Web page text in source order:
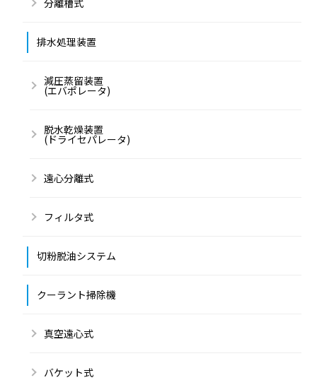
分離槽式
排水処理装置
減圧蒸留装置
(エバポレータ)
脱水乾燥装置
(ドライセパレータ)
遠心分離式
フィルタ式
切粉脱油システム
クーラント掃除機
真空遠心式
バケット式